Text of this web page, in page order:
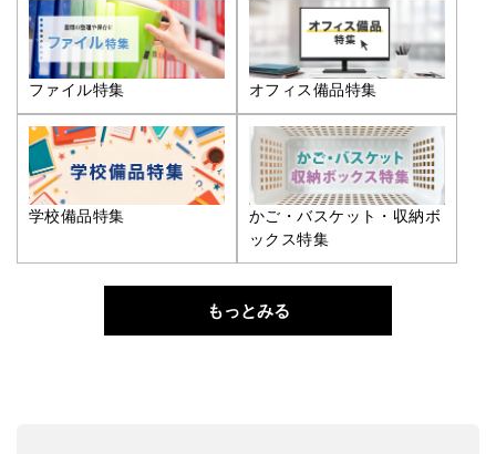
ファイル特集 オフィス備品特集
学校備品特集
かご・バスケット・収納ボ
ックス特集
もっとみる